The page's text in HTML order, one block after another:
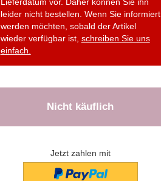
Lieferdatum vor. Daher können Sie ihn
leider nicht bestellen. Wenn Sie informiert
werden möchten, sobald der Artikel
wieder verfügbar ist, schreiben Sie uns
einfach.
Jetzt zahlen mit